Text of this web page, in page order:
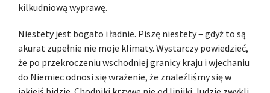
kilkudniową wyprawę.
Niestety jest bogato i ładnie. Piszę niestety – gdyż to są
akurat zupełnie nie moje klimaty. Wystarczy powiedzieć,
że po przekroczeniu wschodniej granicy kraju i wjechaniu
do Niemiec odnosi się wrażenie, że znaleźliśmy się w